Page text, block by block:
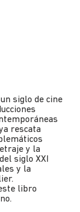
siglo de cine
rescata
y la
siglo XXI
y la
libro